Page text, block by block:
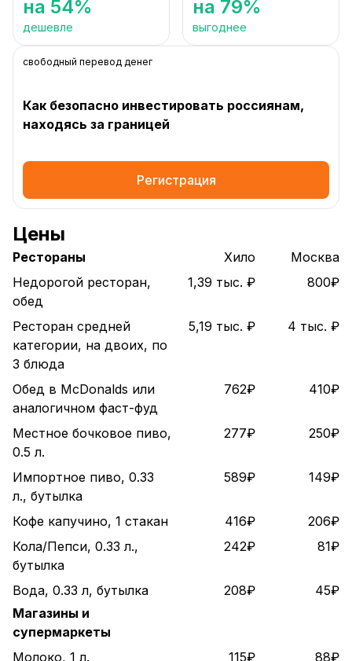
на 54%
дешевле
на 79%
выгоднее
свободный перевод денег
Как безопасно инвестировать россиянам,
находясь за границей
Регистрация
Цены
Рестораны Хило
Москва
Недорогой ресторан,
обед
1,39 тыс. ₽ 800₽
Ресторан средней
категории, на двоих, по
3 блюда
5,19 тыс. ₽ 4 тыс. ₽
Обед в McDonalds или
аналогичном фаст-фуд
762₽ 410₽
Местное бочковое пиво,
0.5 л.
277₽ 250₽
Импортное пиво, 0.33
л., бутылка
589₽ 149₽
Кофе капучино, 1 стакан 416₽
206₽
Кола/Пепси, 0.33 л.,
бутылка
242₽ 81₽
Вода, 0.33 л, бутылка 208₽
45₽
Магазины и
супермаркеты
Молоко, 1 л.
115₽ 88₽